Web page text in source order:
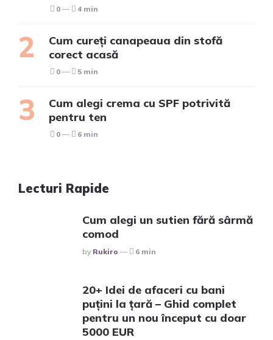
0 4 min
Cum cureți canapeaua din stofă
corect acasă
0 5 min
Cum alegi crema cu SPF potrivită
pentru ten
0 6 min
Lecturi Rapide
Cum alegi un sutien fără sârmă
comod
Posted
By Rukiro 6 min
20+ Idei de afaceri cu bani
puțini la țară – Ghid complet
pentru un nou început cu doar
5000 EUR